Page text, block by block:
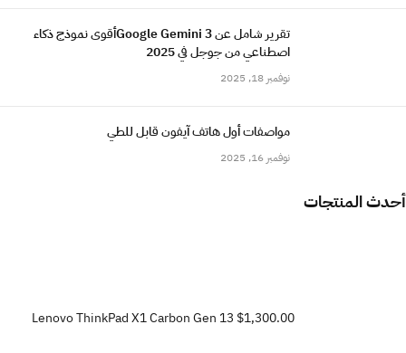
تقرير شامل عن Google Gemini 3أقوى نموذج ذكاء
اصطناعي من جوجل في 2025
نوفمبر 18, 2025
مواصفات أول هاتف آيفون قابل للطي
نوفمبر 16, 2025
أحدث المنتجات
Lenovo ThinkPad X1 Carbon Gen 13 $1,300.00